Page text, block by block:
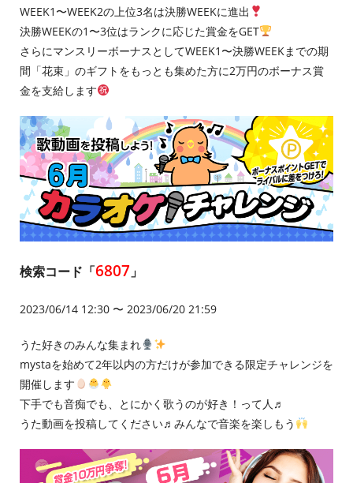
WEEK1〜WEEK2の上位3名は決勝WEEKに進出
決勝WEEKの1〜3位はランクに応じた賞金をGET
さらにマンスリーボーナスとしてWEEK1〜決勝WEEKまでの期
間「花束」のギフトをもっとも集めた方に2万円のボーナス賞
金を支給します
検索コード「6807 」
2023/06/14 12:30 〜 2023/06/20 21:59
うた好きのみんな集まれ
mystaを始めて2年以内の方だけが参加できる限定チャレンジを
開催します
下手でも音痴でも、とにかく歌うのが好き！って人♬
うた動画を投稿してください♬みんなで音楽を楽しもう